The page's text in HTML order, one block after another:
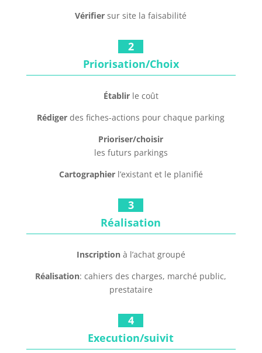
Vérifier sur site la faisabilité
2
Priorisation/Choix
Établirle coût
Rédiger des fiches-actions pour chaque parking
Prioriser/choisir
les futurs parkings
Cartographierl’existant et le planifié
3
Réalisation
Inscriptionà l’achat groupé
Réalisation: cahiers des charges, marché public,
prestataire
4
Execution/suivit